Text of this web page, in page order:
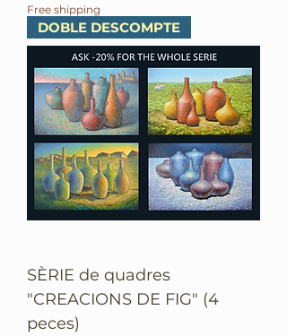
Free shipping
DOBLE DESCOMPTE
SÈRIE de quadres
"CREACIONS DE FIG" (4
peces)